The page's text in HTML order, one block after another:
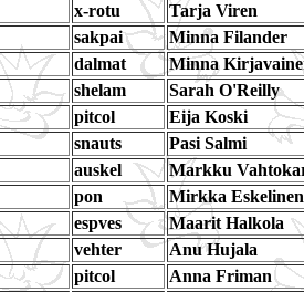
x-rotu
Tarja Viren
sakpai
Minna Filander
dalmat
Minna
shelam
Sarah O'Reilly
pitcol
Eija Koski
snauts
Pasi Salmi
auskel
Markku
pon
Mirkka Eskelinen
espves
Maarit Halkola
vehter
Anu Hujala
pitcol
Anna Friman